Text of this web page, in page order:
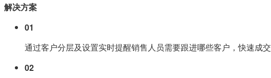
解决方案
01
通过客户分层及设置实时提醒销售人员需要跟进哪些客户，快速成交
02